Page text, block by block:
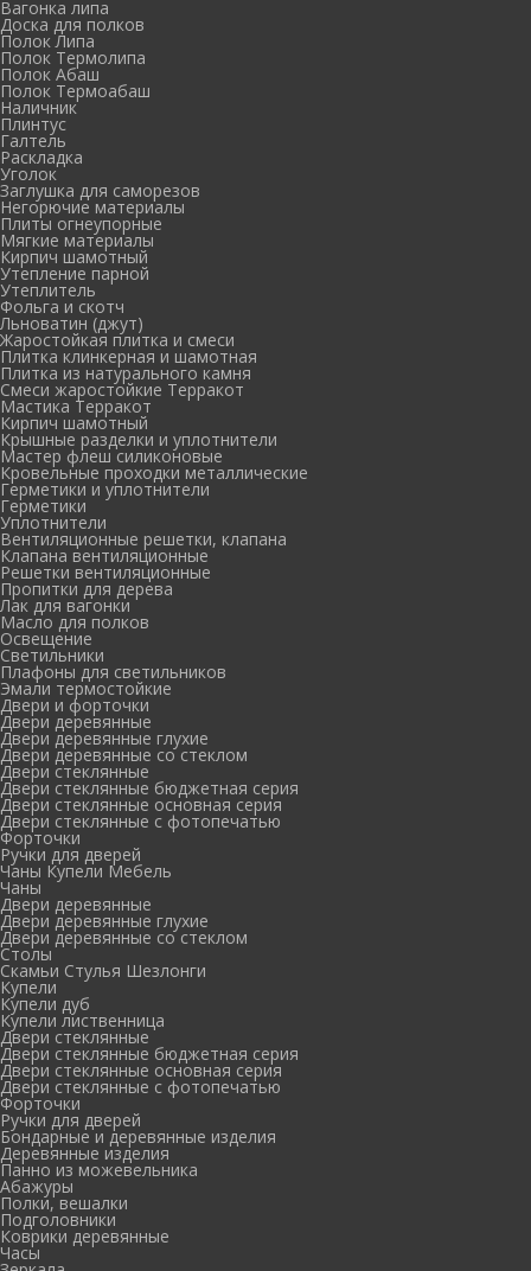
Вагонка липа
Доска для полков
Полок Липа
Полок Термолипа
Полок Абаш
Полок Термоабаш
Наличник
Плинтус
Галтель
Раскладка
Уголок
Заглушка для саморезов
Негорючие материалы
Плиты огнеупорные
Мягкие материалы
Кирпич шамотный
Утепление парной
Утеплитель
Фольга и скотч
Льноватин (джут)
Жаростойкая плитка и смеси
Плитка клинкерная и шамотная
Плитка из натурального камня
Смеси жаростойкие Терракот
Мастика Терракот
Кирпич шамотный
Крышные разделки и уплотнители
Мастер флеш силиконовые
Кровельные проходки металлические
Герметики и уплотнители
Герметики
Уплотнители
Вентиляционные решетки, клапана
Клапана вентиляционные
Решетки вентиляционные
Пропитки для дерева
Лак для вагонки
Масло для полков
Освещение
Светильники
Плафоны для светильников
Эмали термостойкие
Двери и форточки
Двери деревянные
Двери деревянные глухие
Двери деревянные со стеклом
Двери стеклянные
Двери стеклянные бюджетная серия
Двери стеклянные основная серия
Двери стеклянные с фотопечатью
Форточки
Ручки для дверей
Чаны Купели Мебель
Чаны
Двери деревянные
Двери деревянные глухие
Двери деревянные со стеклом
Столы
Скамьи Стулья Шезлонги
Купели
Купели дуб
Купели лиственница
Двери стеклянные
Двери стеклянные бюджетная серия
Двери стеклянные основная серия
Двери стеклянные с фотопечатью
Форточки
Ручки для дверей
Бондарные и деревянные изделия
Деревянные изделия
Панно из можевельника
Абажуры
Полки, вешалки
Подголовники
Коврики деревянные
Часы